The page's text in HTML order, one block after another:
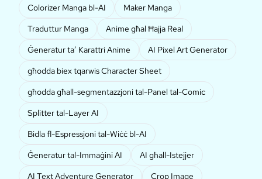
Colorizer Manga bl-AI
Maker Manga
Traduttur Manga
Anime għal Ħajja Real
Ġeneratur ta’ Karattri Anime
AI Pixel Art Generator
għodda biex tqarwis Character Sheet
għodda għall-segmentazzjoni tal-Panel tal-Comic
Splitter tal-Layer AI
Bidla fl-Espressjoni tal-Wiċċ bl-AI
Ġeneratur tal-Immaġini AI
AI għall-Istejjer
AI Text Adventure Generator
Crop Image